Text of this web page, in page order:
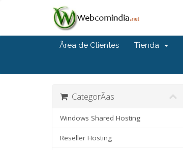
Ãrea de Clientes Tienda
CategorÃ­as
Windows Shared Hosting
Reseller Hosting